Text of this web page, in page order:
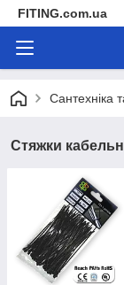
FITING.com.ua
Сантехніка
Стяжки